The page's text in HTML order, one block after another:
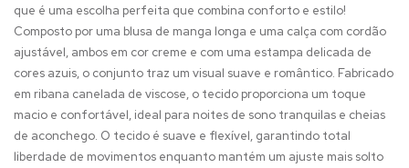
que é uma escolha perfeita que combina conforto e estilo!
Composto por uma blusa de manga longa e uma calça com cordão
ajustável, ambos em cor creme e com uma estampa delicada de
cores azuis, o conjunto traz um visual suave e romântico. Fabricado
em ribana canelada de viscose, o tecido proporciona um toque
macio e confortável, ideal para noites de sono tranquilas e cheias
de aconchego. O tecido é suave e flexível, garantindo total
liberdade de movimentos enquanto mantém um ajuste mais solto